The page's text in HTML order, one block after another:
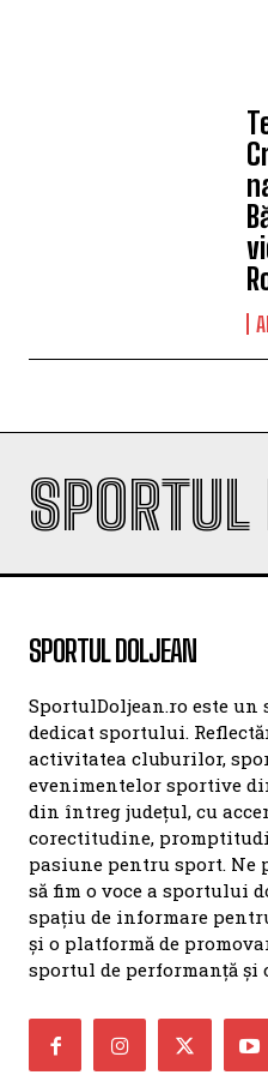
SPORTUL DOLJEAN
SportulDoljean.ro este un
dedicat sportului.
activitatea cluburilor,
evenimentelor sportive
din întreg județul, cu
corectitudine,
pasiune pentru sport. Ne
să fim o voce a sportului
spațiu de informare
și o platformă de
sportul de performanță și